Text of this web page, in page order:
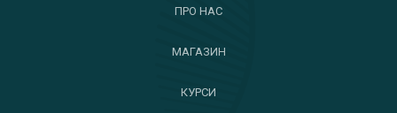
ПРО НАС
МАГАЗИН
КУРСИ